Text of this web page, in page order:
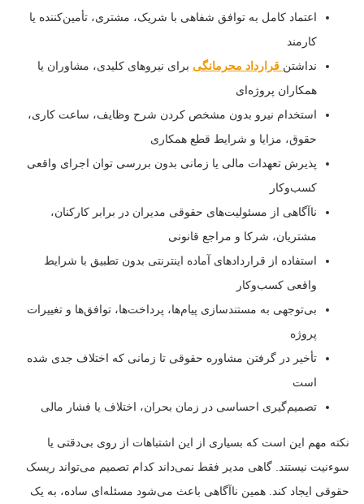
اعتماد کامل به توافق شفاهی با شریک، مشتری، تأمین‌کننده یا
کارمند
نداشتن قرارداد محرمانگی برای نیروهای کلیدی، مشاوران یا
همکاران پروژه‌ای
استخدام نیرو بدون مشخص کردن شرح وظایف، ساعت کاری،
حقوق، مزایا و شرایط قطع همکاری
پذیرش تعهدات مالی یا زمانی بدون بررسی توان اجرای واقعی
کسب‌وکار
ناآگاهی از مسئولیت‌های حقوقی مدیران در برابر کارکنان،
مشتریان، شرکا و مراجع قانونی
استفاده از قراردادهای آماده اینترنتی بدون تطبیق با شرایط
واقعی کسب‌وکار
بی‌توجهی به مستندسازی پیام‌ها، پرداخت‌ها، توافق‌ها و تغییرات
پروژه
تأخیر در گرفتن مشاوره حقوقی تا زمانی که اختلاف جدی شده
است
تصمیم‌گیری احساسی در زمان بحران، اختلاف یا فشار مالی
نکته مهم این است که بسیاری از این اشتباهات از روی بی‌دقتی یا
سوءنیت نیستند. گاهی مدیر فقط نمی‌داند کدام تصمیم می‌تواند ریسک
حقوقی ایجاد کند. همین ناآگاهی باعث می‌شود مسئله‌ای ساده، به یک